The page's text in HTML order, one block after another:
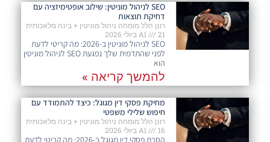
SEO לניהול מוניטין: שילוב אופטימיזציה עם
דחיקת תוצאות
רונן הלל מומחה ניהול מוניטין + בינה מלאכותית
AI
21 ביולי 2026
SEO לניהול מוניטין ב-2026: מה קריטי לדעת
לפני שהתדמית שלך נפגעת SEO לניהול מוניטין
הוא
להמשך קריאה »
מחיקת פסקי דין מגוגל: כיצד להתמודד עם
חיפוש שלילי משפטי
רונן הלל מומחה ניהול מוניטין + בינה מלאכותית
AI
16 ביולי 2026
הסרת פסקי דין מגוגל ב-2026: מה קריטי לדעת